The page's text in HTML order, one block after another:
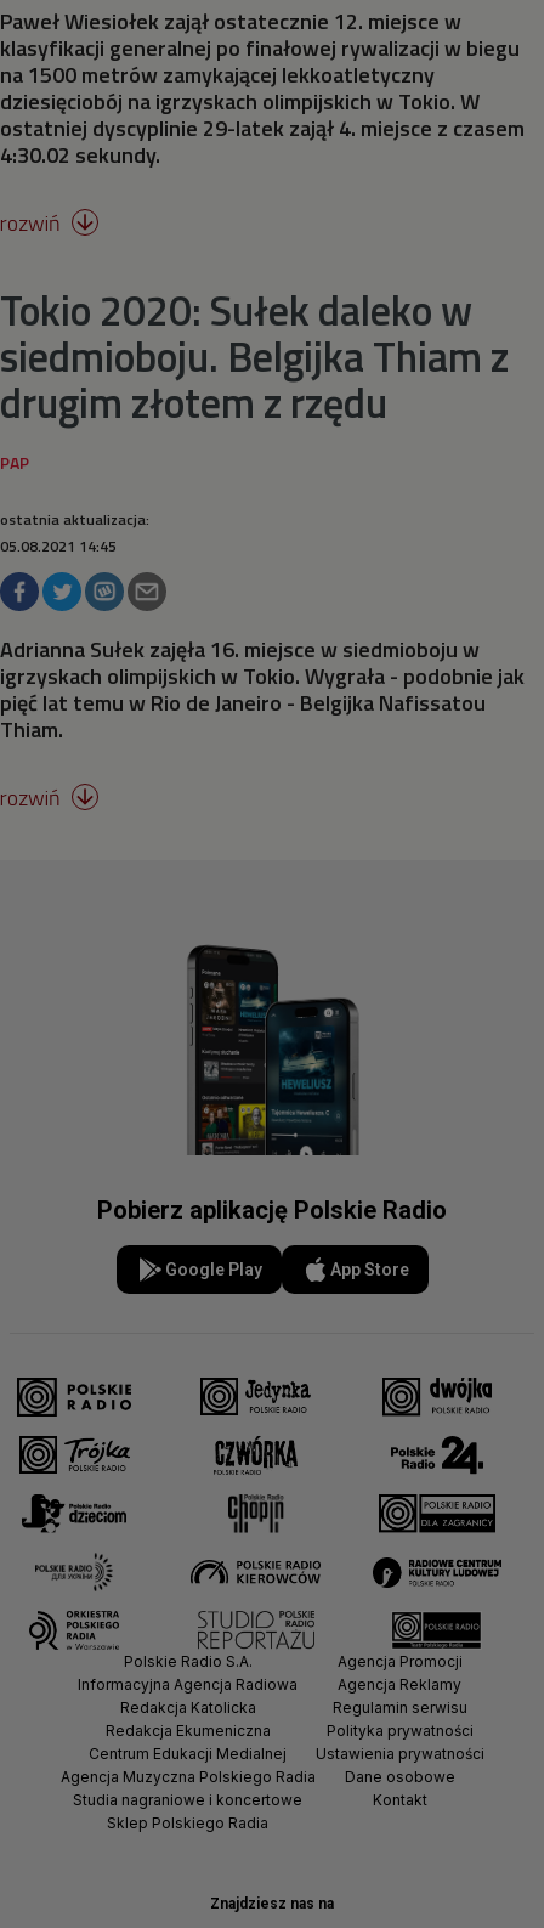
Skoki do wody
Skoki na trampolinie
Surfing
Taekwondo
Tenis stołowy
Triathlon
Wspinaczka sportowa
Paweł Wiesiołek zajął ostatecznie 12. miejsce w
klasyfikacji generalnej po finałowej rywalizacji w biegu
na 1500 metrów zamykającej lekkoatletyczny
dziesięciobój na igrzyskach olimpijskich w Tokio. W
ostatniej dyscyplinie 29-latek zajął 4. miejsce z czasem
4:30.02 sekundy.
rozwiń 
Tokio 2020: Sułek daleko w
siedmioboju. Belgijka Thiam z
drugim złotem z rzędu
ostatnia aktualizacja:
05.08.2021 14:45
Adrianna Sułek zajęła 16. miejsce w siedmioboju w
igrzyskach olimpijskich w Tokio. Wygrała - podobnie jak
pięć lat temu w Rio de Janeiro - Belgijka Nafissatou
Thiam.
rozwiń 
Pobierz aplikację Polskie Radio
Google Play App Store
Znajdziesz nas na
Polskie Radio S.A.
Informacyjna Agencja Radiowa
Redakcja Katolicka
Redakcja Ekumeniczna
Centrum Edukacji Medialnej
Agencja Muzyczna Polskiego Radia
Studia nagraniowe i koncertowe
Sklep Polskiego Radia
Agencja Promocji
Agencja Reklamy
Regulamin serwisu
Polityka prywatności
Ustawienia prywatności
Dane osobowe
Kontakt